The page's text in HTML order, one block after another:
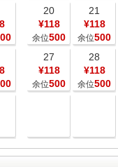
20
¥118
余位500
21
¥118
余位500
27
¥118
余位500
28
¥118
余位500